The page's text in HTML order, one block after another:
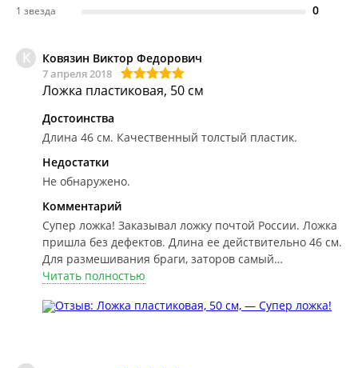
1 звезда 0
К Ковязин Виктор Федорович
7 апреля 2018
Ложка пластиковая, 50 см
Достоинства
Длина 46 см. Качественный толстый пластик.
Недостатки
Не обнаружено.
Комментарий
Супер ложка! Заказывал ложку почтой России. Ложка
пришла без дефектов. Длина ее действительно 46 см.
Для размешивания браги, заторов самый
подходящий инструмент!
Читать полностью